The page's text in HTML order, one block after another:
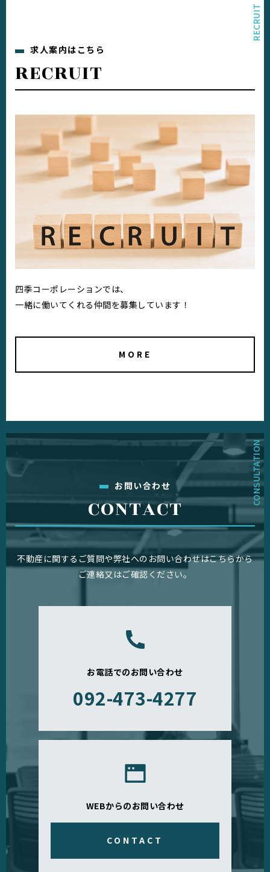
求人案内はこちら
RECRUIT
四季コーポレーションでは、
一緒に働いてくれる仲間を募集しています！
MORE
お問い合わせ
CONTACT
不動産に関するご質問や弊社へのお問い合わせはこちらから
ご連絡又はご確認ください。
お電話でのお問い合わせ
092-473-4277
WEBからのお問い合わせ
CONTACT